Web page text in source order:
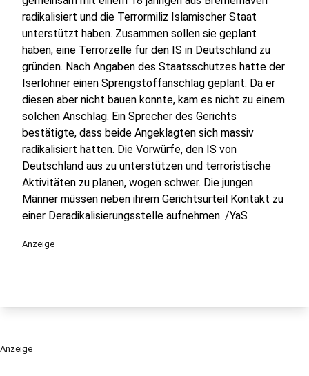
radikalisiert und die Terrormiliz Islamischer Staat
unterstützt haben. Zusammen sollen sie geplant
haben, eine Terrorzelle für den IS in Deutschland zu
gründen. Nach Angaben des Staatsschutzes hatte der
Iserlohner einen Sprengstoffanschlag geplant. Da er
diesen aber nicht bauen konnte, kam es nicht zu einem
solchen Anschlag. Ein Sprecher des Gerichts
bestätigte, dass beide Angeklagten sich massiv
radikalisiert hatten. Die Vorwürfe, den IS von
Deutschland aus zu unterstützen und terroristische
Aktivitäten zu planen, wogen schwer. Die jungen
Männer müssen neben ihrem Gerichtsurteil Kontakt zu
einer Deradikalisierungsstelle aufnehmen. /YaS
Anzeige
Anzeige